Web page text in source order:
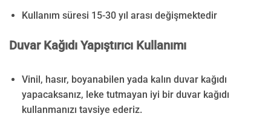
Kullanım süresi 15-30 yıl arası değişmektedir
Duvar Kağıdı Yapıştırıcı Kullanımı
Vinil, hasır, boyanabilen yada kalın duvar kağıdı
yapacaksanız, leke tutmayan iyi bir duvar kağıdı
kullanmanızı tavsiye ederiz.